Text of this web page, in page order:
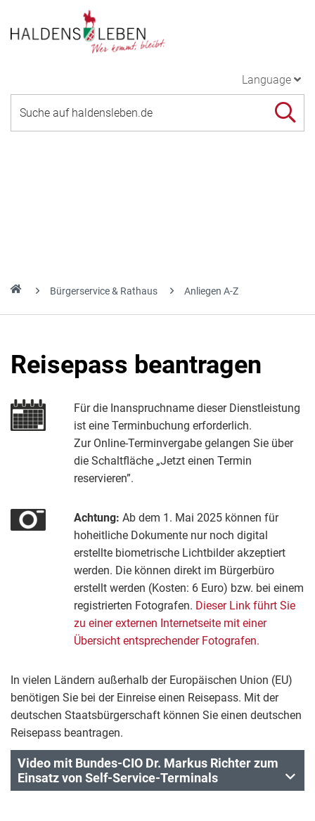
Language
Bürgerservice & Rathaus Anliegen A-Z
Reisepass beantragen
Für die Inanspruchname dieser Dienstleistung
ist eine Terminbuchung erforderlich.
Zur Online-Terminvergabe gelangen Sie über
die Schaltfläche „Jetzt einen Termin
reservieren”.
Achtung: Ab dem 1. Mai 2025 können für
hoheitliche Dokumente nur noch digital
erstellte biometrische Lichtbilder akzeptiert
werden. Die können direkt im Bürgerbüro
erstellt werden (Kosten: 6 Euro) bzw. bei einem
registrierten Fotografen. Dieser Link führt Sie
zu einer externen Internetseite mit einer
Übersicht entsprechender Fotografen.
In vielen Ländern außerhalb der Europäischen Union (EU)
benötigen Sie bei der Einreise einen Reisepass. Mit der
deutschen Staatsbürgerschaft können Sie einen deutschen
Reisepass beantragen.
Video mit Bundes-CIO Dr. Markus Richter zum
Einsatz von Self-Service-Terminals